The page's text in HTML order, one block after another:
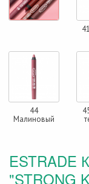
44
Малиновый
ESTRADE
"STRONG